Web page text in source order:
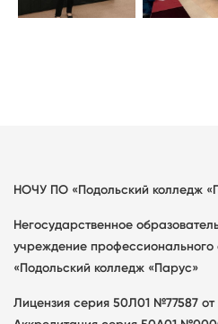
НОЧУ ПО «Подольский колледж
Негосударственное
учреждение профессионального
«Подольский колледж «Парус»
Лицензия серия 50Л01 №77587